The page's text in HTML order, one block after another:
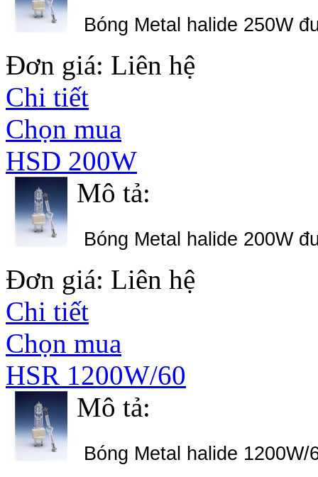
Bóng Metal halide 250W
Đơn giá: Liên hệ
Chi tiết
Chọn mua
HSD 200W
Mô tả:
Bóng Metal halide 200W
Đơn giá: Liên hệ
Chi tiết
Chọn mua
HSR 1200W/60
Mô tả:
Bóng Metal halide 1200W/